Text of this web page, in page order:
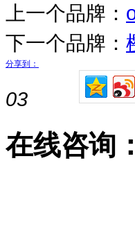
上一个品牌：
下一个品牌：
分享到：
03
在线咨询